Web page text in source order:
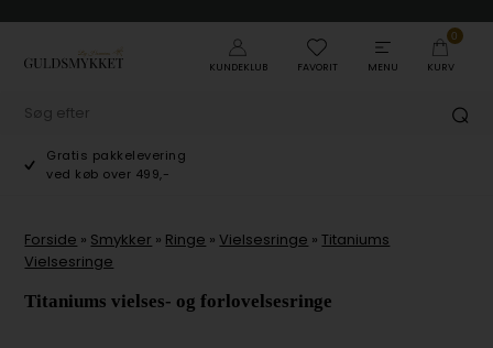
KUNDEKLUB FAVORIT MENU
0
KURV
Gratis pakkelevering
ved køb over 499,-
Forside » Smykker » Ringe »Vielsesringe »Titaniums
Vielsesringe
Titaniums vielses- og forlovelsesringe